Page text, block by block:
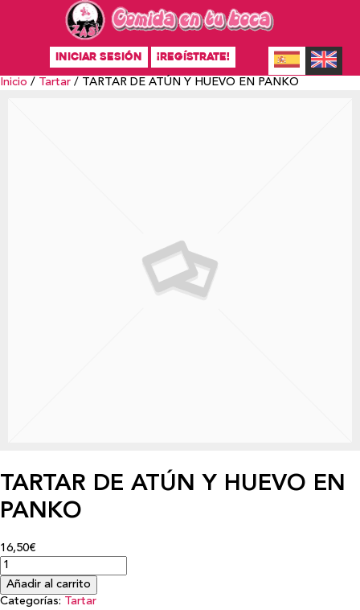
INICIAR SESIÓN ¡REGÍSTRATE!
Inicio / Tartar / TARTAR DE ATÚN Y HUEVO EN PANKO
TARTAR DE ATÚN Y HUEVO EN
PANKO
16,50€
Añadir al carrito
Categorías: Tartar